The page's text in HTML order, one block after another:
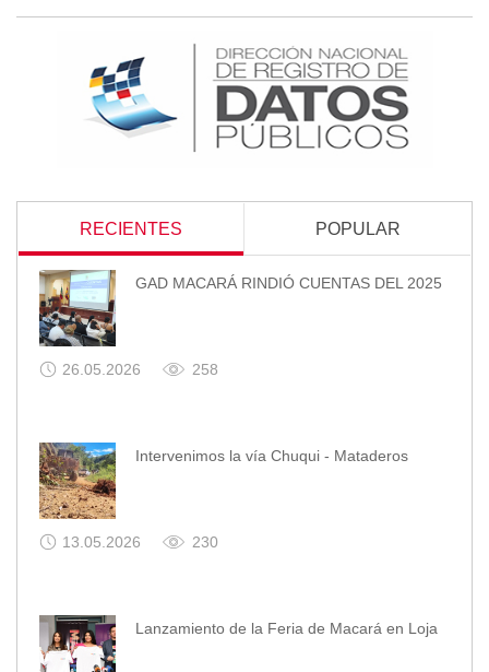
RECIENTES POPULAR
GAD MACARÁ RINDIÓ CUENTAS DEL 2025
26.05.2026 258
Intervenimos la vía Chuqui - Mataderos
13.05.2026 230
Lanzamiento de la Feria de Macará en Loja